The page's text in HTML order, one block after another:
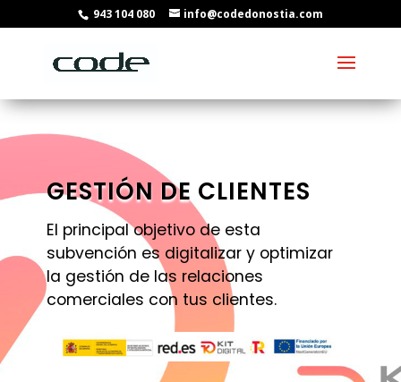
943 104 080 info@codedonostia.com
GESTIÓN DE CLIENTES
El principal objetivo de esta
subvención es digitalizar y optimizar
la gestión de las relaciones
comerciales con tus clientes.